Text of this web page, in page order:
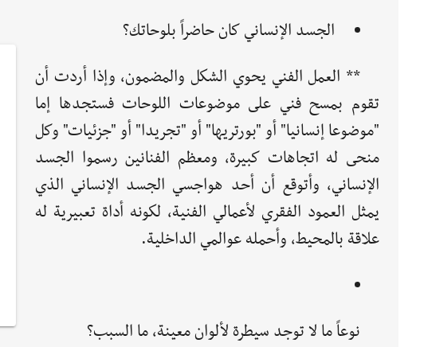
الجسد الإنساني كان حاضراً بلوحاتك؟
** العمل الفني يحوي الشكل والمضمون، وإذا أردت أن
تقوم بمسح فني على موضوعات اللوحات فستجدها إما
"موضوعا إنسانيا" أو "بورتريها" أو "تجريدا" أو "جزئيات" وكل
منحى له اتجاهات كبيرة، ومعظم الفنانين رسموا الجسد
الإنساني، وأتوقع أن أحد هواجسي الجسد الإنساني الذي
يمثل العمود الفقري لأعمالي الفنية، لكونه أداة تعبيرية له
علاقة بالمحيط، وأحمله عوالمي الداخلية.
نوعاً ما لا توجد سيطرة لألوان معينة، ما السبب؟